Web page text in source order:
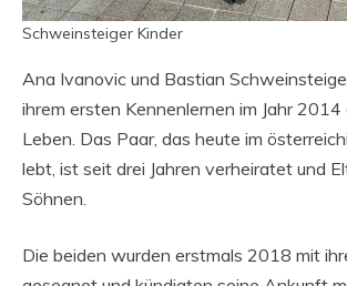
Schweinsteiger Kinder
Ana Ivanovic und Bastian
ihrem ersten Kennenlernen im Jahr 2014
Leben. Das Paar, das heute im
lebt, ist seit drei Jahren verheiratet und
Söhnen.
Die beiden wurden erstmals 2018 mit